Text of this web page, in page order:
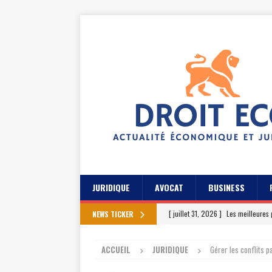
JURIDIQUE AVOCAT BUSINESS
NEWS TICKER [ juillet 31, 2026 ] Les meilleures
[ juillet 23, 2026 ] Les
ACCUEIL JURIDIQUE Gérer les conflits